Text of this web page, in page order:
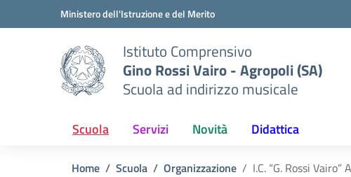
Vai ai contenuti
Vai al menu di navigazioneMinistero dell'Istruzione e del Merito
Istituto Comprensivo
Gino Rossi Vairo - Agropoli (SA)
Scuola ad indirizzo musicale
Scuola Servizi Novità Didattica
Home Scuola Organizzazione I.C. “G. Rossi Vairo”